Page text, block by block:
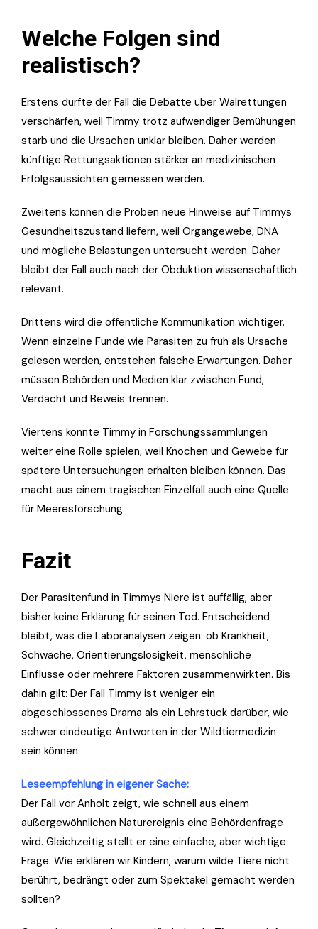
Welche Folgen sind
realistisch?
Erstens dürfte der Fall die Debatte über Walrettungen
verschärfen, weil Timmy trotz aufwendiger Bemühungen
starb und die Ursachen unklar bleiben. Daher werden
künftige Rettungsaktionen stärker an medizinischen
Erfolgsaussichten gemessen werden.
Zweitens können die Proben neue Hinweise auf Timmys
Gesundheitszustand liefern, weil Organgewebe, DNA
und mögliche Belastungen untersucht werden. Daher
bleibt der Fall auch nach der Obduktion wissenschaftlich
relevant.
Drittens wird die öffentliche Kommunikation wichtiger.
Wenn einzelne Funde wie Parasiten zu früh als Ursache
gelesen werden, entstehen falsche Erwartungen. Daher
müssen Behörden und Medien klar zwischen Fund,
Verdacht und Beweis trennen.
Viertens könnte Timmy in Forschungssammlungen
weiter eine Rolle spielen, weil Knochen und Gewebe für
spätere Untersuchungen erhalten bleiben können. Das
macht aus einem tragischen Einzelfall auch eine Quelle
für Meeresforschung.
Fazit
Der Parasitenfund in Timmys Niere ist auffällig, aber
bisher keine Erklärung für seinen Tod. Entscheidend
bleibt, was die Laboranalysen zeigen: ob Krankheit,
Schwäche, Orientierungslosigkeit, menschliche
Einflüsse oder mehrere Faktoren zusammenwirkten. Bis
dahin gilt: Der Fall Timmy ist weniger ein
abgeschlossenes Drama als ein Lehrstück darüber, wie
schwer eindeutige Antworten in der Wildtiermedizin
sein können.
Leseempfehlung in eigener Sache:
Der Fall vor Anholt zeigt, wie schnell aus einem
außergewöhnlichen Naturereignis eine Behördenfrage
wird. Gleichzeitig stellt er eine einfache, aber wichtige
Frage: Wie erklären wir Kindern, warum wilde Tiere nicht
berührt, bedrängt oder zum Spektakel gemacht werden
sollten?